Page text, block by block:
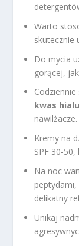
Warto
skutecznie
Do mycia
gorącej,
kwas
nawilżacze.
Kremy na
SPF 30-
Na noc
delikatny
Unikaj